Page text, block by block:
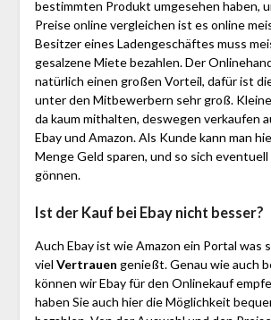
bestimmten Produkt umgesehen haben,
Preise online vergleichen ist es online
Besitzer eines Ladengeschäftes muss
gesalzene Miete bezahlen. Der
natürlich einen großen Vorteil, dafür ist
unter den Mitbewerbern sehr groß.
da kaum mithalten, deswegen verkaufen
Ebay und Amazon. Als Kunde kann man
Menge Geld sparen, und so sich eventuell
gönnen.
Ist der Kauf bei Ebay nicht besser?
Auch Ebay ist wie Amazon ein Portal was
viel Vertrauen genießt. Genau wie auch
können wir Ebay für den Onlinekauf
haben Sie auch hier die Möglichkeit